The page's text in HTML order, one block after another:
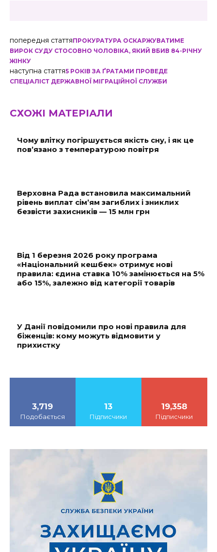
попередня статтяПРОКУРАТУРА ОСКАРЖУВАТИМЕ
ВИРОК СУДУ СТОСОВНО ЧОЛОВІКА, ЯКИЙ ВБИВ 84-РІЧНУ
ЖІНКУ
наступна стаття5 РОКІВ ЗА ҐРАТАМИ ПРОВЕДЕ
СПЕЦІАЛІСТ ДЕРЖАВНОЇ МІГРАЦІЙНОЇ СЛУЖБИ
СХОЖІ МАТЕРІАЛИ
Чому влітку погіршується якість сну, і як це
пов’язано з температурою повітря
Верховна Рада встановила максимальний
рівень виплат сім’ям загиблих і зниклих
безвісти захисників — 15 млн грн
Від 1 березня 2026 року програма
«Національний кешбек» отримує нові
правила: єдина ставка 10% замінюється на 5%
або 15%, залежно від категорії товарів
У Данії повідомили про нові правила для
біженців: кому можуть відмовити у
прихистку
3,719
Подобається
13
Підписчики
19,358
Підписчики